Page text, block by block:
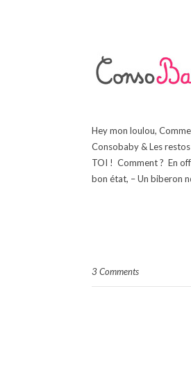
Hey mon loulou,
Consobaby & Les
TOI ! Comment ? En
bon état, – Un biberon
3 Comments